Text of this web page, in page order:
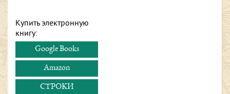
Купить электронную
книгу:
Google Books
Amazon
СТРОКИ